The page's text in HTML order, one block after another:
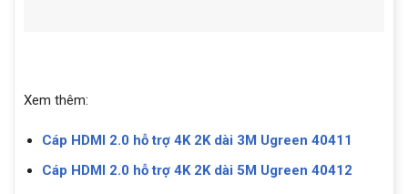
Xem thêm:
Cáp HDMI 2.0 hỗ trợ 4K 2K dài 3M Ugreen 40411
Cáp HDMI 2.0 hỗ trợ 4K 2K dài 5M Ugreen 40412